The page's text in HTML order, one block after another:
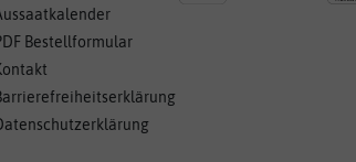
Bestellformular